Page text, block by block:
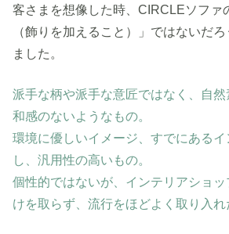
客さまを想像した時、CIRCLEソファ
（飾りを加えること）」ではないだ
ました。
派手な柄や派手な意匠ではなく、自
和感のないようなもの。
環境に優しいイメージ、すでにある
し、汎用性の高いもの。
個性的ではないが、インテリアショッ
けを取らず、流行をほどよく取り入れ